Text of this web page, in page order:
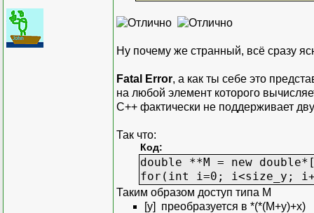
template <class
class Matrix
public:
typedef
typedef
indexer
Ну почему же странный, всё сразу
Fatal Error, а как ты себе это
на любой элемент которого
С++ фактически не поддерживает
Так что:
Код:
double **M = new
for(int i=0; i<size_y;
Таким образом доступ типа M
[y] преобразуется в *(*(М+y)+x)